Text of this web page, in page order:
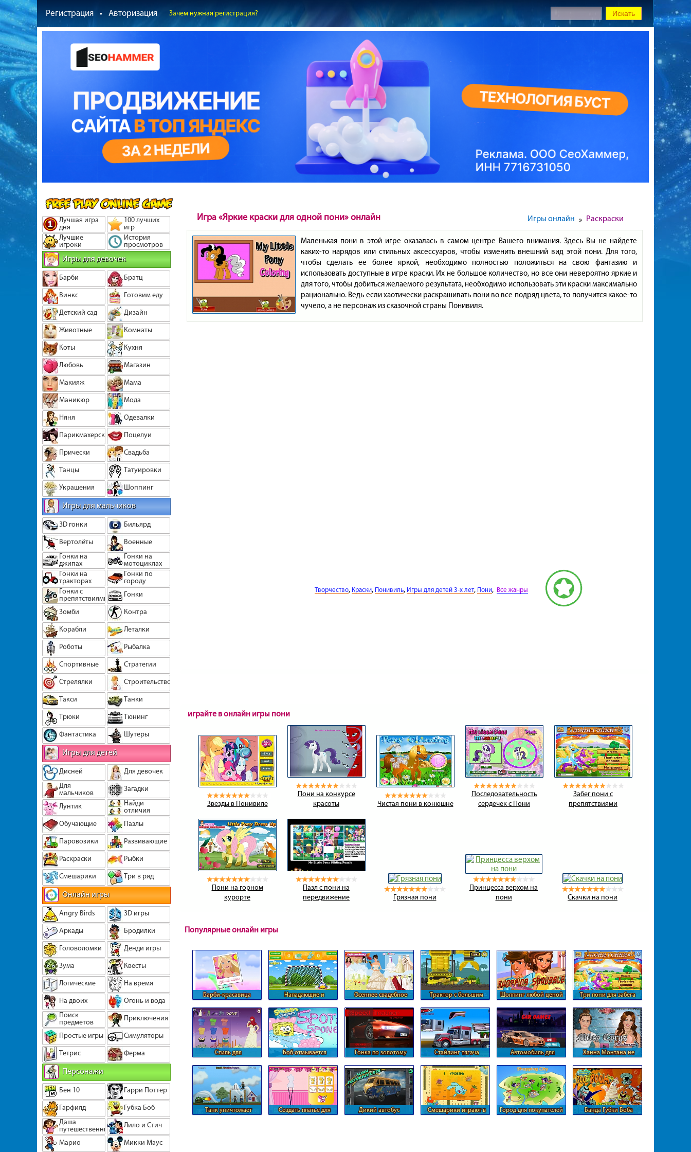
Регистрация • Авторизация Зачем нужная регистрация?
Лучшая игра
дня
100 лучших
игр
Лучшие
игроки
История
просмотров
Игры для девочек
Барби
Братц
Винкс
Готовим еду
Детский сад
Дизайн
Животные
Комнаты
Коты
Кухня
Любовь
Магазин
Макияж
Мама
Маникюр
Мода
Няня
Одевалки
Парикмахерская
Поцелуи
Прически
Свадьба
Танцы
Татуировки
Украшения
Шоппинг
Игры для мальчиков
3D гонки
Бильярд
Вертолёты
Военные
Гонки на
джипах
Гонки на
мотоциклах
Гонки на
тракторах
Гонки по
городу
Гонки с
препятствиями
Гонки
Зомби
Контра
Корабли
Леталки
Роботы
Рыбалка
Спортивные
Стратегии
Стрелялки
Строительство
Такси
Танки
Трюки
Тюнинг
Фантастика
Шутеры
Игры для детей
Дисней
Для девочек
Для
мальчиков
Загадки
Лунтик
Найди
отличия
Обучающие
Пазлы
Паровозики
Развивающие
Раскраски
Рыбки
Смешарики
Три в ряд
Онлайн игры
Angry Birds
3D игры
Аркады
Бродилки
Головоломки
Денди игры
Зума
Квесты
Логические
На время
На двоих
Огонь и вода
Поиск
предметов
Приключения
Простые игры
Симуляторы
Тетрис
Ферма
Персонажи
Бен 10
Гарри Поттер
Гарфилд
Губка Боб
Даша
путешественница
Лило и Стич
Марио
Микки Маус
Игра «Яркие краски для одной пони» онлайн Игры онлайн » Раскраски
Маленькая пони в этой игре оказалась в самом центре Вашего внимания. Здесь Вы не найдете
каких-то нарядов или стильных аксессуаров, чтобы изменить внешний вид этой пони. Для того,
чтобы сделать ее более яркой, необходимо полностью положиться на свою фантазию и
использовать доступные в игре краски. Их не большое количество, но все они невероятно яркие и
для того, чтобы добиться желаемого результата, необходимо использовать эти краски максимально
рационально. Ведь если хаотически раскрашивать пони во все подряд цвета, то получится какое-то
чучело, а не персонаж из сказочной страны Понивиля.
Творчество, Краски, Понивиль, Игры для детей 3-х лет, Пони, Все жанры
играйте в онлайн игры пони
Звезды в Понивиле
Пони на конкурсе
красоты
Чистая пони в конюшне
Последовательность
сердечек с Пони
Забег пони с
препятствиями
Пони на горном
курорте
Пазл с пони на
передвижение
Грязная пони
Принцесса верхом на
пони
Скачки на пони
Популярные онлайн игры
Барби-красавица
Нападающие и
Осеннее свадебное
Трактор с большим
Шоппинг любой ценой Три пони для забега
Стиль для
Боб отмывается
Гонка по золотому
Стайлинг тягача
Автомобиль для
Ханна Монтана не
Танк уничтожает
Создать платье для
Дикий автобус
Смешарики играют в
Город для покупателей
Банда Губки Боба